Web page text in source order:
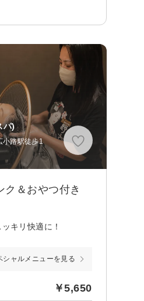
パ)
小路駅徒歩1
＆おやつ付き
キリ快適に！
シャルメニューを見る
￥5,650